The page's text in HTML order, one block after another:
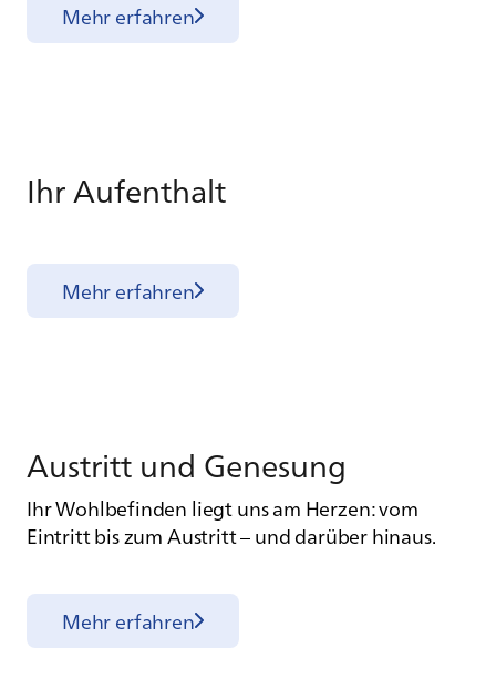
Mehr erfahren
Ihr Auf­ent­halt
Mehr erfahren
Aus­tritt und Ge­ne­sung
Ihr Wohlbefinden liegt uns am Herzen: vom
Eintritt bis zum Austritt – und darüber hinaus.
Mehr erfahren